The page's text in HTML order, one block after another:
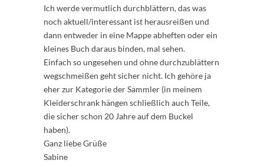
Ich werde vermutlich durchblättern, das was
noch aktuell/interessant ist herausreißen und
dann entweder in eine Mappe abheften oder ein
kleines Buch daraus binden, mal sehen.
Einfach so ungesehen und ohne durchzublättern
wegschmeißen geht sicher nicht. Ich gehöre ja
eher zur Kategorie der Sammler (in meinem
Kleiderschrank hängen schließlich auch Teile,
die sicher schon 20 Jahre auf dem Buckel
haben).
Ganz liebe Grüße
Sabine